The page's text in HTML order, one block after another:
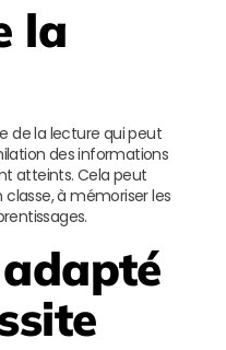
la
de la lecture qui peut
des informations
atteints. Cela peut
à mémoriser les